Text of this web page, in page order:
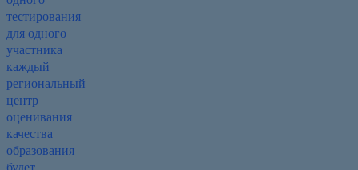
тестирования
для одного
участника
каждый
региональный
центр
оценивания
качества
образования
будет